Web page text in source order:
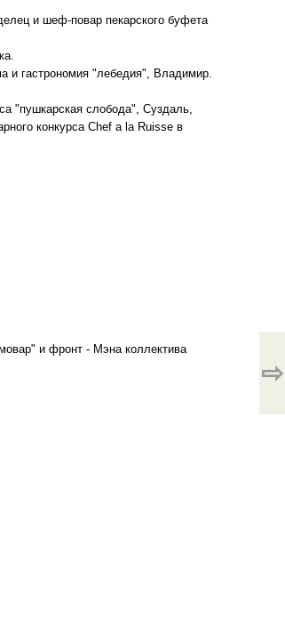
и шеф-повар пекарского буфета
гастрономия "лебедия", Владимир.
"пушкарская слобода", Суздаль,
конкурса Chef a la Ruisse в
и фронт - Мэна коллектива
⇨